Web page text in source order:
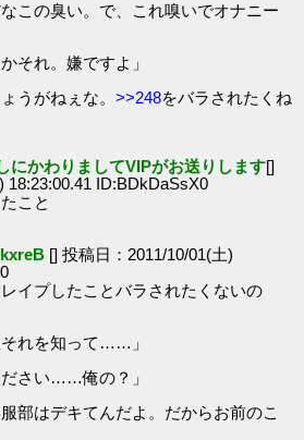
この臭い。で、これ嗅いでオナニー
それ。嫌ですよ」
うがねぇな。>>248をバラされたくね
にかわりましてVIPがお送りします[]
18:23:00.41 ID:BDkDaSsX0
こと
[] 投稿日：2011/10/01(土)
イプしたことバラされたくないの
れを知って……」
さい……俺の？」
部はデキてんだよ。だからお前のこ